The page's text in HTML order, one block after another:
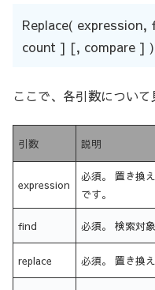
Replace(
count ] [, compare ] )
ここで、各引数について
引数 説明
expression
必須。 置き換
です。
find 必須。 検索対
replace 必須。 置き換